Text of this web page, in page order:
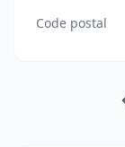
Code postal